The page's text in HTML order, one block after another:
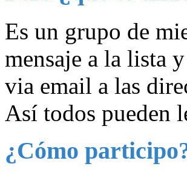
Es un grupo de
mensaje a la lista
via email a las
Así todos pueden
¿Cómo